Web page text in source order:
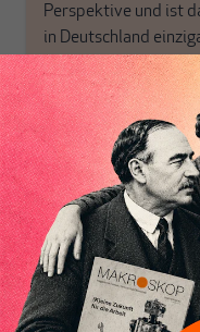
Inhaltsverzeichnis
Perspektive und ist
in Deutschland
MAKROSKOP steht
das große Ganze. Wir
haben einen Blick auf
Geld, Wirtschaft und
Politik, den Sie so
woanders nicht
Dabei leben wir von
unseren Autoren,
Recherchen, ihrem
und ihrem